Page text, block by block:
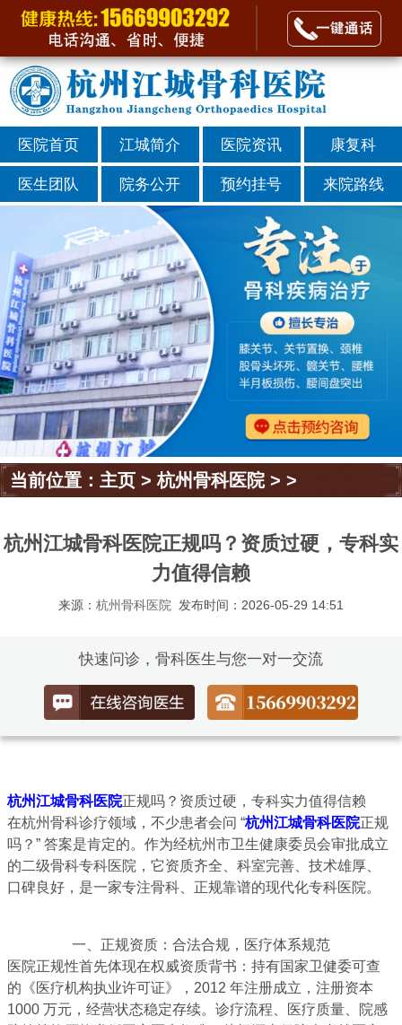
医院首页 江城简介 医院资讯 康复科
医生团队 院务公开 预约挂号 来院路线
当前位置： 主页 >杭州骨科医院> >
杭州江城骨科医院正规吗？资质过硬，专科实
力值得信赖
来源： 杭州骨科医院 发布时间：2026-05-29 14:51
快速问诊，骨科医生与您一对一交流
杭州江城骨科医院正规吗？资质过硬，专科实力值得信赖
在杭州骨科诊疗领域，不少患者会问 “杭州江城骨科医院正规
吗？” 答案是肯定的。作为经杭州市卫生健康委员会审批成立
的二级骨科专科医院 ，它资质齐全、科室完善、技术雄厚、
口碑良好，是一家专注骨科、正规靠谱的现代化专科医院。
一、正规资质：合法合规，医疗体系规范
医院正规性首先体现在权威资质背书 ：持有国家卫健委可查
的《医疗机构执业许可证》，2012 年注册成立，注册资本
1000 万元，经营状态稳定存续。诊疗流程、医疗质量、院感